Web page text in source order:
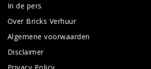
In de pers
Over Bricks Verhuur
Algemene voorwaarden
Disclaimer
Privacy Policy